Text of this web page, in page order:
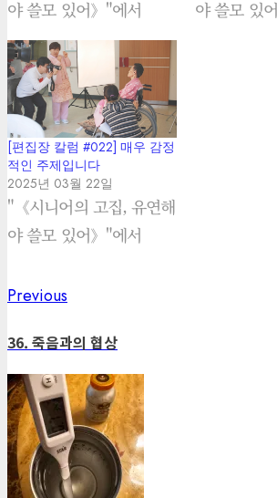
야 쓸모 있어》"에서
야 쓸모 있
[편집장 칼럼 #022] 매우 감정
적인 주제입니다
2025년 03월 22일
"《시니어의 고집, 유연해
야 쓸모 있어》"에서
Post
navigation
Previous
36. 죽음과의 협상